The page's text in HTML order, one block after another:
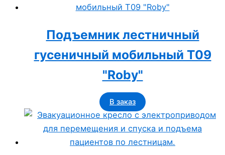
Подъемник лестничный
гусеничный мобильный Т09
"Roby"
В заказ